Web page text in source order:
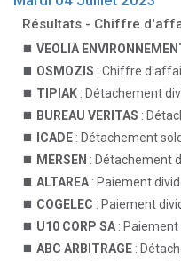
Résultats - Chiffre
VEOLIA
OSMOZIS : Chiffre
TIPIAK : Détachement
BUREAU VERITAS :
ICADE : Détachement
MERSEN : Détachement
ALTAREA : Paiement
COGELEC : Paiement
U10 CORP SA :
ABC ARBITRAGE :